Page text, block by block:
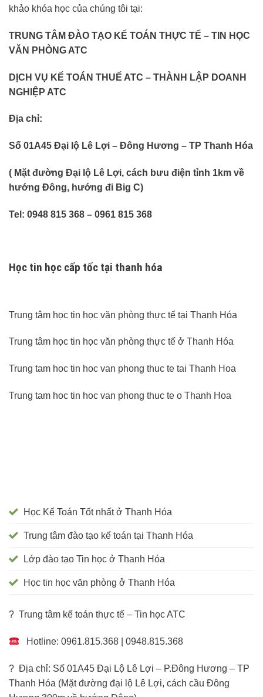
khảo khóa học của chúng tôi tại:
TRUNG TÂM ĐÀO TẠO KẾ TOÁN THỰC TẾ – TIN HỌC
VĂN PHÒNG ATC
DỊCH VỤ KẾ TOÁN THUẾ ATC – THÀNH LẬP DOANH
NGHIỆP ATC
Địa chỉ:
Số 01A45 Đại lộ Lê Lợi – Đông Hương – TP Thanh Hóa
( Mặt đường Đại lộ Lê Lợi, cách bưu điện tỉnh 1km về
hướng Đông, hướng đi Big C)
Tel: 0948 815 368 – 0961 815 368
Học tin học cấp tốc tại thanh hóa
Trung tâm học tin học văn phòng thực tế tại Thanh Hóa
Trung tâm học tin học văn phòng thực tế ở Thanh Hóa
Trung tam hoc tin hoc van phong thuc te tai Thanh Hoa
Trung tam hoc tin hoc van phong thuc te o Thanh Hoa
Học Kế Toán Tốt nhất ở Thanh Hóa
Trung tâm đào tạo kế toán tại Thanh Hóa
Lớp đào tạo Tin học ở Thanh Hóa
Học tin học văn phòng ở Thanh Hóa
? Trung tâm kế toán thực tế – Tin học ATC
Hotline: 0961.815.368 | 0948.815.368
? Địa chỉ: Số 01A45 Đại Lộ Lê Lợi – P.Đông Hương – TP
Thanh Hóa (Mặt đường đại lộ Lê Lợi, cách cầu Đông